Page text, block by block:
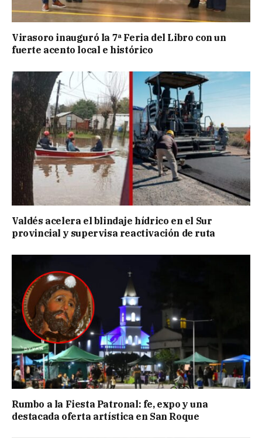
Virasoro inauguró la 7ª Feria del Libro con un
fuerte acento local e histórico
Valdés acelera el blindaje hídrico en el Sur
provincial y supervisa reactivación de ruta
Rumbo a la Fiesta Patronal: fe, expo y una
destacada oferta artística en San Roque